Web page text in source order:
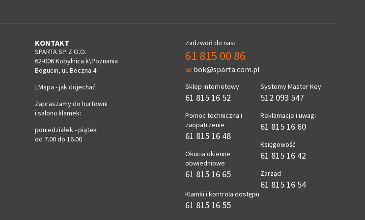
KONTAKT
SPARTA SP. Z O.O.
62-006 Kobylnica k\Poznania
Bogucin, ul. Boczna 4
Mapa - jak dojechać
Zapraszamy do hurtowni
i salonu klamek:
poniedziałek - piątek
od 7.00 do 16.00
Zadzwoń do nas:
61 815 00 86
bok@sparta.com.pl
Sklep internetowy
61 815 16 52
Pomoc techniczna i
zaopatrzenie
61 815 16 48
Okucia okienne
obwiedniowe
61 815 16 65
Klamki i kontrola dostępu
61 815 16 55
Systemy Master Key
512 093 547
Reklamacje i uwagi
61 815 16 60
Księgowość
61 815 16 42
Zarząd
61 815 16 54